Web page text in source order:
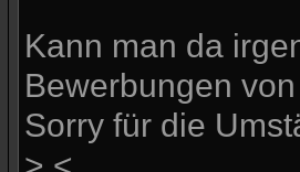
Kann man da
Bewerbungen
Sorry für die